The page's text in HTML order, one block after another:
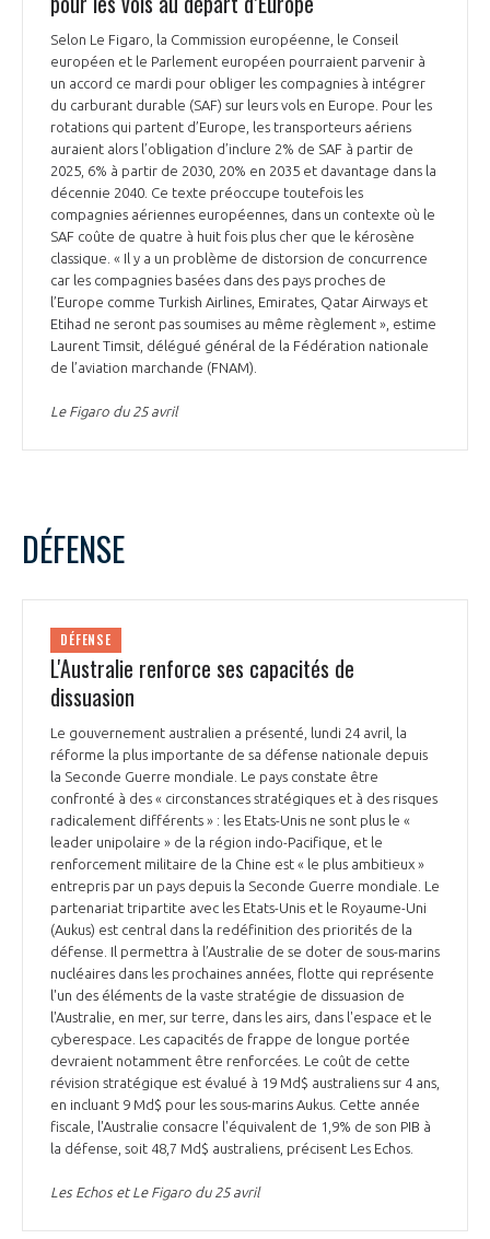
Selon Le Figaro, la Commission européenne, le Conseil
européen et le Parlement européen pourraient parvenir à
un accord ce mardi pour obliger les compagnies à intégrer
du carburant durable (SAF) sur leurs vols en Europe. Pour les
rotations qui partent d’Europe, les transporteurs aériens
auraient alors l’obligation d’inclure 2% de SAF à partir de
2025, 6% à partir de 2030, 20% en 2035 et davantage dans la
décennie 2040. Ce texte préoccupe toutefois les
compagnies aériennes européennes, dans un contexte où le
SAF coûte de quatre à huit fois plus cher que le kérosène
classique. « Il y a un problème de distorsion de concurrence
car les compagnies basées dans des pays proches de
l’Europe comme Turkish Airlines, Emirates, Qatar Airways et
Etihad ne seront pas soumises au même règlement », estime
Laurent Timsit, délégué général de la Fédération nationale
de l’aviation marchande (FNAM).
Le Figaro du 25 avril
DÉFENSE
DÉFENSE
L'Australie renforce ses capacités de
dissuasion
Le gouvernement australien a présenté, lundi 24 avril, la
réforme la plus importante de sa défense nationale depuis
la Seconde Guerre mondiale. Le pays constate être
confronté à des « circonstances stratégiques et à des risques
radicalement différents » : les Etats-Unis ne sont plus le «
leader unipolaire » de la région indo-Pacifique, et le
renforcement militaire de la Chine est « le plus ambitieux »
entrepris par un pays depuis la Seconde Guerre mondiale. Le
partenariat tripartite avec les Etats-Unis et le Royaume-Uni
(Aukus) est central dans la redéfinition des priorités de la
défense. Il permettra à l’Australie de se doter de sous-marins
nucléaires dans les prochaines années, flotte qui représente
l'un des éléments de la vaste stratégie de dissuasion de
l'Australie, en mer, sur terre, dans les airs, dans l'espace et le
cyberespace. Les capacités de frappe de longue portée
devraient notamment être renforcées. Le coût de cette
révision stratégique est évalué à 19 Md$ australiens sur 4 ans,
en incluant 9 Md$ pour les sous-marins Aukus. Cette année
fiscale, l'Australie consacre l'équivalent de 1,9% de son PIB à
la défense, soit 48,7 Md$ australiens, précisent Les Echos.
Les Echos et Le Figaro du 25 avril